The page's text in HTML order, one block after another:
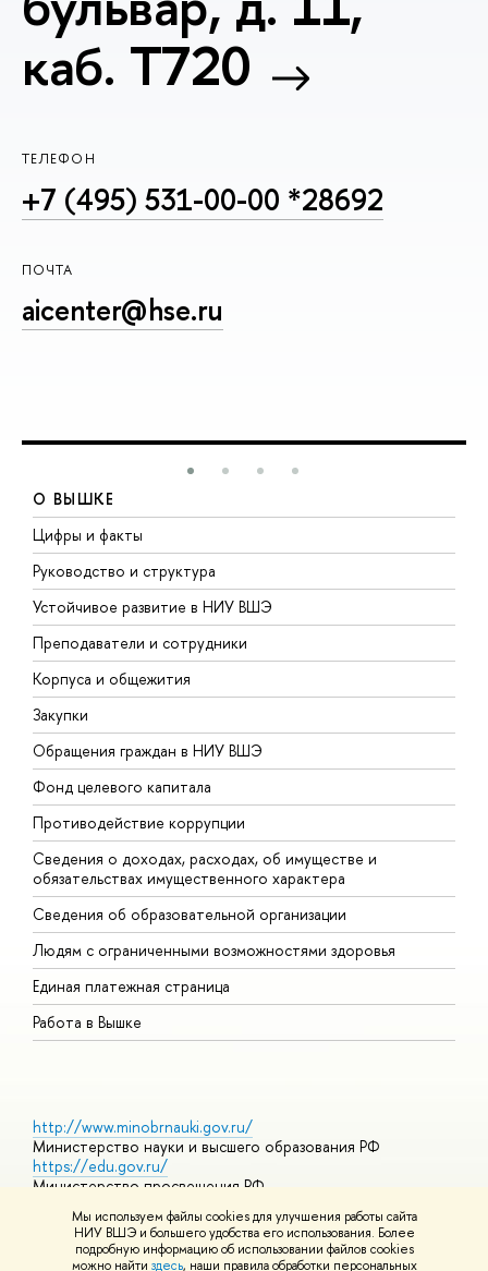
Мы используем файлы cookies для улучшения работы сайта
НИУ ВШЭ и большего удобства его использования. Более
подробную информацию об использовании файлов cookies
можно найти здесь, наши правила обработки персональных
каб. T720
ТЕЛЕФОН
+7 (495) 531-00-00 *28692
ПОЧТА
aicenter@hse.ru
О ВЫШКЕ
Цифры и факты
Руководство и структура
Устойчивое развитие в НИУ ВШЭ
Преподаватели и сотрудники
Корпуса и общежития
Закупки
Обращения граждан в НИУ ВШЭ
Фонд целевого капитала
Противодействие коррупции
Сведения о доходах, расходах, об имуществе и
обязательствах имущественного характера
Сведения об образовательной организации
Людям с ограниченными возможностями здоровья
Единая платежная страница
Работа в Вышке
http://www.minobrnauki.gov.ru/
Министерство науки и высшего образования РФ
https://edu.gov.ru/
Министерство просвещения РФ
https://elearning.hse.ru/mooc
Массовые открытые онлайн-курсы